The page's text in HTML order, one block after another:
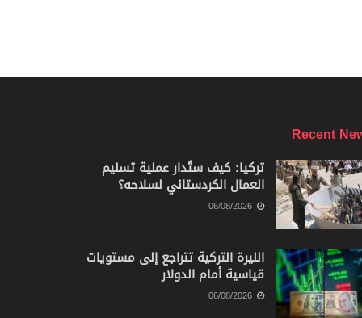
Recent
تركيا: كيف ستُدار عملية تسليم
العمال الكردستاني لسلاحه؟
الليرة التركية تتراجع إلى مستويات
قياسية أمام الدولار